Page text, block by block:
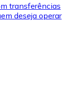
transferências
deseja operar